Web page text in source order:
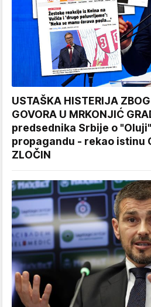
USTAŠKA HISTERIJA
GOVORA U MRKONJIĆ
predsednika Srbije o
propagandu - rekao istinu
ZLOČIN